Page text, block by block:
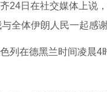
24日在社交媒体上说
全体伊朗人民一起感
列在德黑兰时间凌晨